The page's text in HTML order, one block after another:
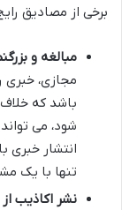
برخی از مصادیق
مبالغه و
مجازی، خبری
باشد که
شود، می
تنها با یک
نشر اکاذیب